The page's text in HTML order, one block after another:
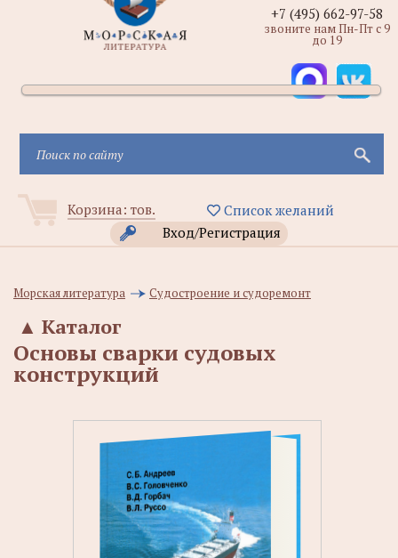
Корзина: тов.
Список желаний
Вход/Регистрация
+7 (495) 662-97-58
звоните нам Пн-Пт с 9
до 19
Морская литература Судостроение и судоремонт
Каталог
▲
Основы сварки судовых
конструкций